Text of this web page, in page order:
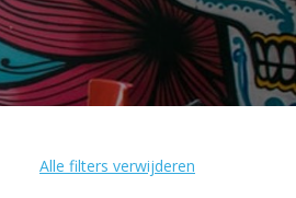
Alle filters verwijderen